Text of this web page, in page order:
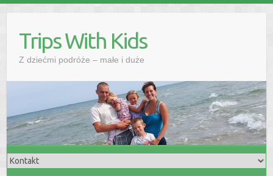
Trips With Kids
Z dziećmi podróże – małe i duże